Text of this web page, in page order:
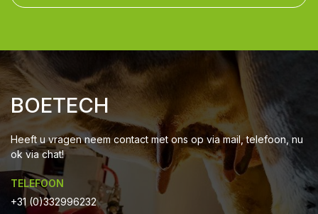
BOETECH
Heeft u vragen neem contact met ons op via mail, telefoon, nu
ok via chat!
TELEFOON
+31 (0)332996232